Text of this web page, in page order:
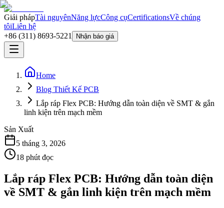
Giải phápTài nguyênNăng lựcCông cụCertificationsVề chúng
tôiLiên hệ
+86 (311) 8693-5221
Nhận báo giá
Home
Blog Thiết Kế PCB
Lắp ráp Flex PCB: Hướng dẫn toàn diện về SMT & gắn
linh kiện trên mạch mềm
Sản Xuất
5 tháng 3, 2026
18 phút đọc
Lắp ráp Flex PCB: Hướng dẫn toàn diện
về SMT & gắn linh kiện trên mạch mềm